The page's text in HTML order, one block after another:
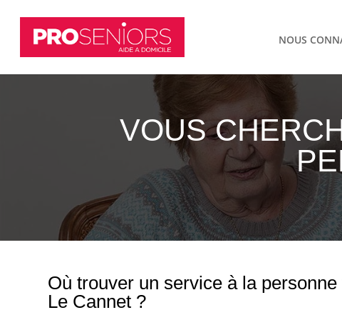
NOUS
VOUS
Où trouver un service à la
Le Cannet ?